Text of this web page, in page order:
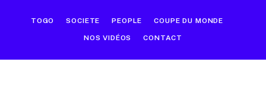
TOGO SOCIETE PEOPLE COUPE DU MONDE
NOS VIDÉOS CONTACT